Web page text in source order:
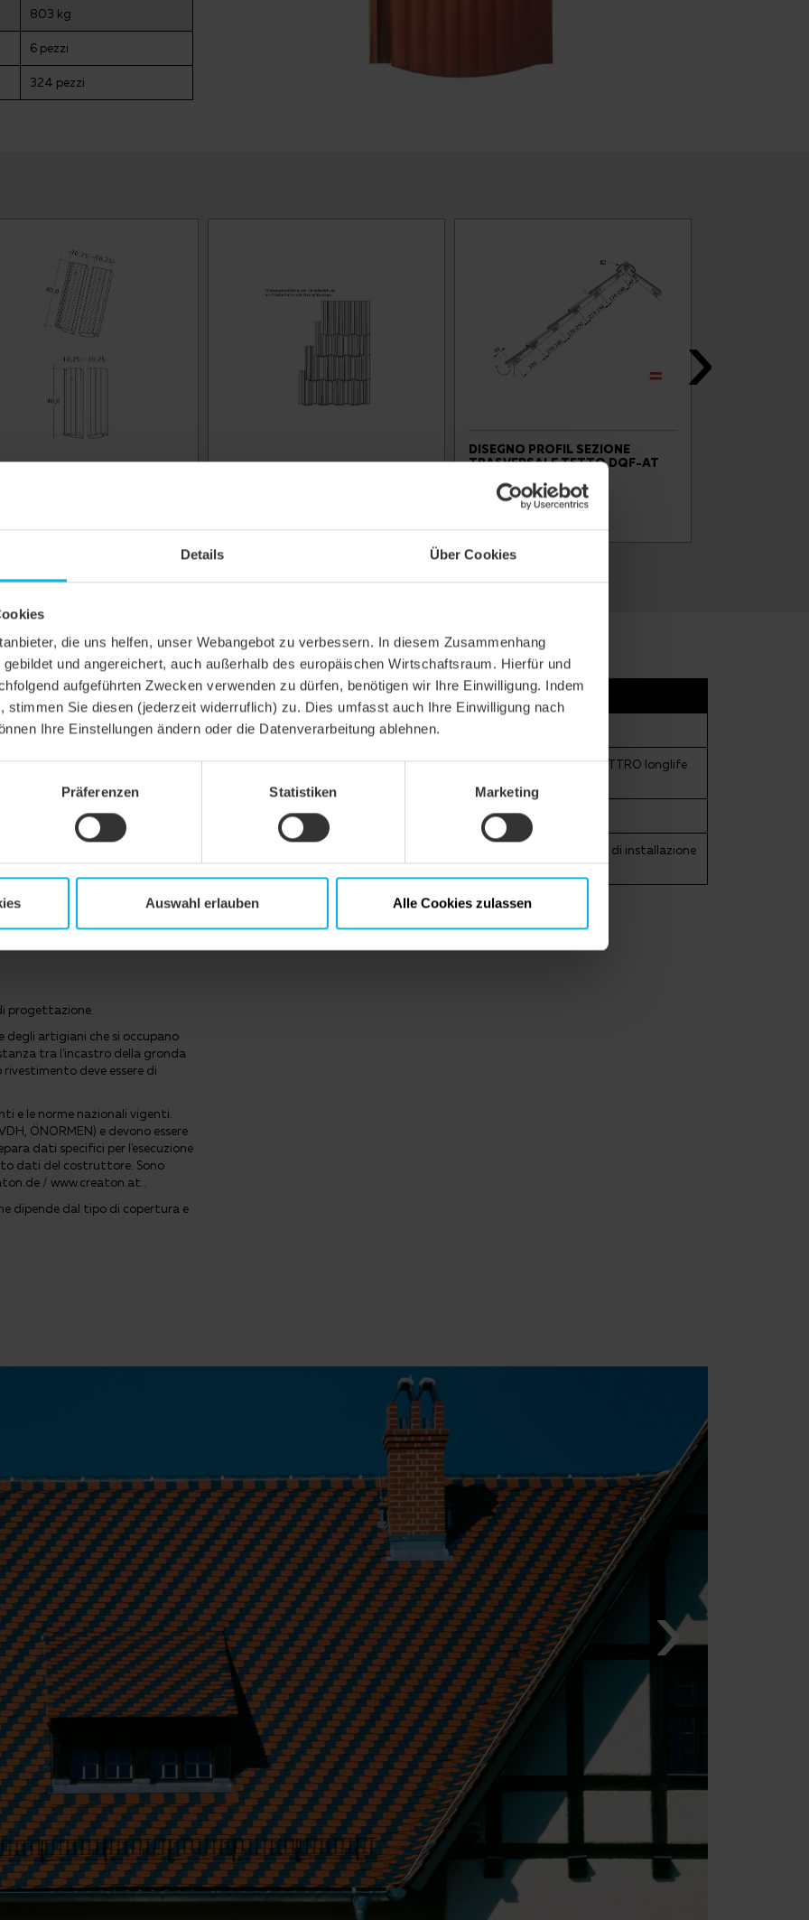
Details Über Cookies
die uns helfen, unser Webangebot zu verbessern. In diesem Zusammenhang
und angereichert, auch außerhalb des europäischen Wirtschaftsraum. Hierfür und
aufgeführten Zwecken verwenden zu dürfen, benötigen wir Ihre Einwilligung. Indem
stimmen Sie diesen (jederzeit widerruflich) zu. Dies umfasst auch Ihre Einwilligung nach
Ihre Einstellungen ändern oder die Datenverarbeitung ablehnen.
Präferenzen Statistiken Marketing
Auswahl erlauben Alle Cookies zulassen
803 kg
6 pezzi
324 pezzi
DISEGNO PROFIL SEZIONE
TRASVERSALE TETTO DQF-AT
di costruzione.
secondo Önorm, prodotti CREATON possibili: DUO extra, DUO longlife ND extra, TRIO extra, QUATTRO longlife
alla pioggia aumentata secondo Önorm, prodotti CREATON possibili: QUATTRO longlife extra
alla pioggia aumentata secondo le specifiche del fabbricante CREATON, si prega di rispettare le direttive di installazione
longlife extra
progettazione.
degli artigiani che si occupano
tra l'incastro della gronda
deve essere di
e le norme nazionali vigenti.
ÖNORMEN) e devono essere
dati specifici per l'esecuzione
dati del costruttore. Sono
/ www.creaton.at..
dipende dal tipo di copertura e